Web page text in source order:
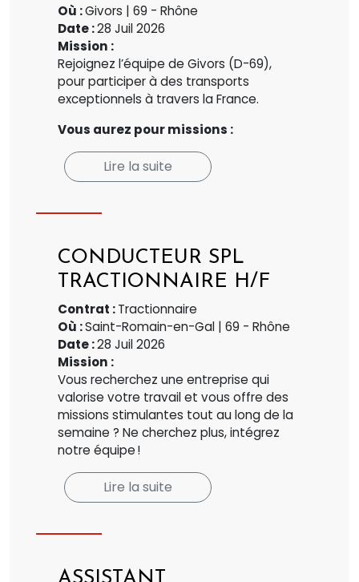
Où :Givors | 69 - Rhône
Date :28 Juil 2026
Mission :
Rejoignez l’équipe de Givors (D-69),
pour participer à des transports
exceptionnels à travers la France.
Vous aurez pour missions :
Lire la suite
CONDUCTEUR SPL
TRACTIONNAIRE H/F
Contrat :Tractionnaire
Où :Saint-Romain-en-Gal | 69 - Rhône
Date :28 Juil 2026
Mission :
Vous recherchez une entreprise qui
valorise votre travail et vous offre des
missions stimulantes tout au long de la
semaine ? Ne cherchez plus, intégrez
notre équipe !
Lire la suite